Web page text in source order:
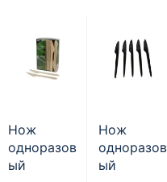
Нож
одноразов
ый
Нож
одноразов
ый